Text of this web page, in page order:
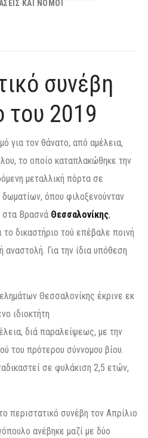
ΚΑΙ ΝΌΜΟΙ
συνέβη
του 2019
για τον θάνατο, από αμέλεια,
το οποίο καταπλακώθηκε την
μεταλλική πόρτα σε
όπου φιλοξενούνταν
στα Βρασνά Θεσσαλονίκης,
το δικαστήριο τού επέβαλε ποινή
Για την ίδια υπόθεση
Θεσσαλονίκης έκρινε εκ
ιδιοκτήτη
διά παραλείψεως, με την
του πρότερου σύννομου βίου.
σε φυλάκιση 2,5 ετών,
περιστατικό συνέβη τον Απρίλιο
ανέβηκε μαζί με δύο